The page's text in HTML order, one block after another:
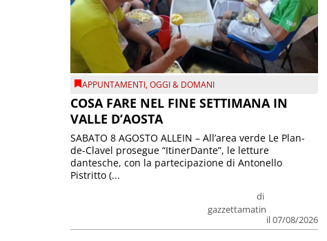
APPUNTAMENTI,OGGI & DOMANI
COSA FARE NEL FINE SETTIMANA IN
VALLE D’AOSTA
di
gazzettamatin
il 07/08/2026
SABATO 8 AGOSTO ALLEIN – All’area verde Le Plan-
de-Clavel prosegue “ItinerDante”, le letture
dantesche, con la partecipazione di Antonello
Pistritto (...